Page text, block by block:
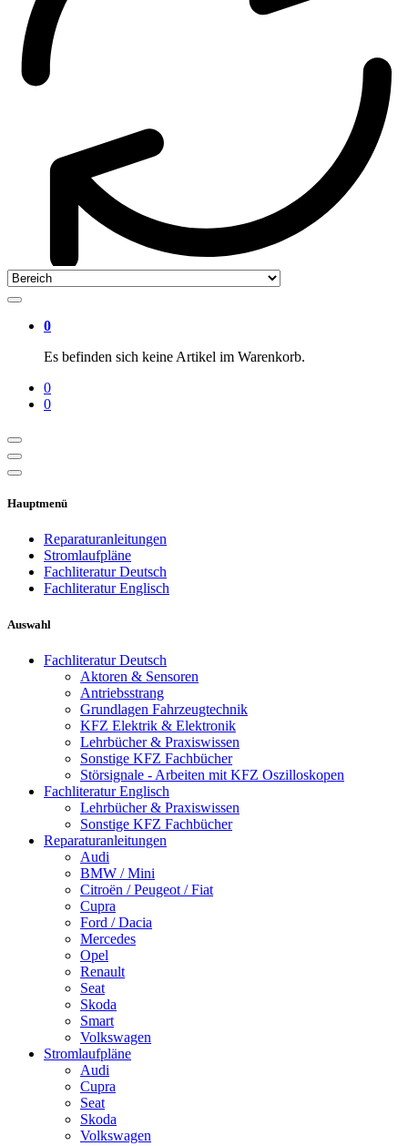
0
Es befinden sich keine Artikel im Warenkorb.
0
0
Hauptmenü
Reparaturanleitungen
Stromlaufpläne
Fachliteratur Deutsch
Fachliteratur Englisch
Auswahl
Fachliteratur Deutsch
Aktoren & Sensoren
Antriebsstrang
Grundlagen Fahrzeugtechnik
KFZ Elektrik & Elektronik
Lehrbücher & Praxiswissen
Sonstige KFZ Fachbücher
Störsignale - Arbeiten mit KFZ Oszilloskopen
Fachliteratur Englisch
Lehrbücher & Praxiswissen
Sonstige KFZ Fachbücher
Reparaturanleitungen
Audi
BMW / Mini
Citroën / Peugeot / Fiat
Cupra
Ford / Dacia
Mercedes
Opel
Renault
Seat
Skoda
Smart
Volkswagen
Stromlaufpläne
Audi
Cupra
Seat
Skoda
Volkswagen